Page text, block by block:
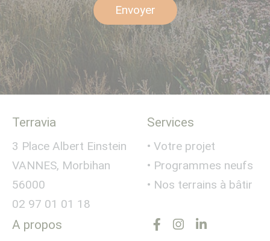
Envoyer
Terravia
3 Place Albert Einstein
VANNES, Morbihan
56000
02 97 01 01 18
Services
• Votre projet
• Programmes neufs
• Nos terrains à bâtir
A propos